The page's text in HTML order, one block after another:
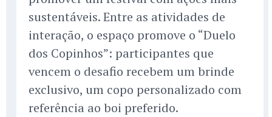
sustentáveis. Entre as atividades de
interação, o espaço promove o “Duelo
dos Copinhos”: participantes que
vencem o desafio recebem um brinde
exclusivo, um copo personalizado com
referência ao boi preferido.